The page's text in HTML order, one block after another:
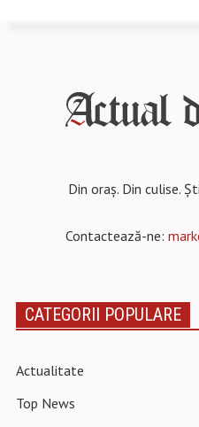
Din oraș. Din culise.
Contactează-ne:
CATEGORII POPULARE
Actualitate
Top News